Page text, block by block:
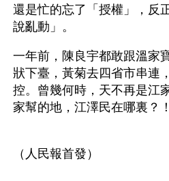
還是忙的忘了「授權」，反
說亂動」。
一年前，陳良宇都敢跟溫家
狀下臺，黃菊去四省市串連
控。曾幾何時，天不再是江
家幫的地，江澤民在哪裏？！
（人民報首發）